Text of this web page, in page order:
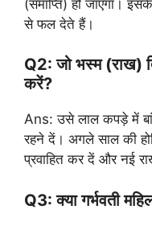
(समाप्ति) हो जाएगा।
से फल देते हैं।
Q2: जो भस्म (राख)
करें?
Ans: उसे लाल कपड़े में
रहने दें। अगले साल की
प्रवाहित कर दें और नई
Q3: क्या गर्भवती